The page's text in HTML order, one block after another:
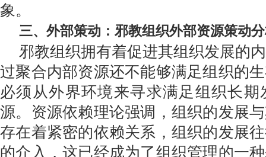
象。
三、外部策动：邪教组织外部资源策动
邪教组织拥有着促进其组织发展的
过聚合内部资源还不能够满足组织的
必须从外界环境来寻求满足组织长
源。资源依赖理论强调，组织的发展
存在着紧密的依赖关系，组织的发展
的介入，这已经成为了组织管理的一